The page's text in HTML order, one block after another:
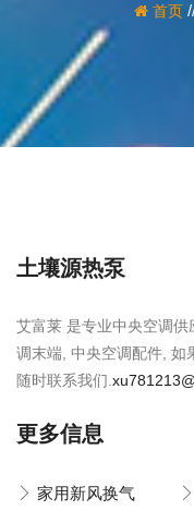
首页
土壤源热泵
艾富莱 是专业中央空调
调末端, 中央空调配件, 如
随时联系我们.
更多信息
家用新风换气